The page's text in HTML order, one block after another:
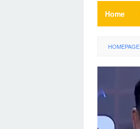
Home
HOMEPAGE